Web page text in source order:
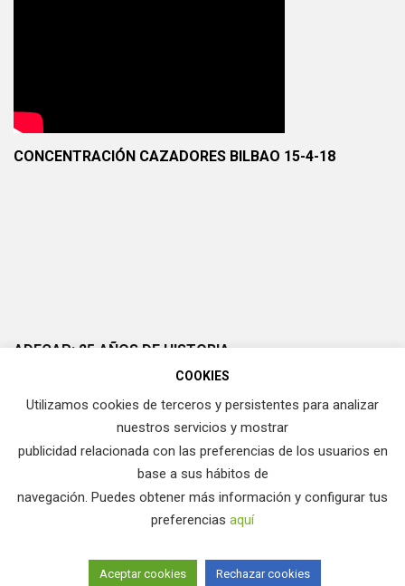
CONCENTRACIÓN CAZADORES BILBAO 15-4-18
ADECAP: 25 AÑOS DE HISTORIA
ADECAP. Asociación para la Defensa del Cazador y Pescador
COOKIES
Utilizamos cookies de terceros y persistentes para analizar
nuestros servicios y mostrar
publicidad relacionada con las preferencias de los usuarios en
base a sus hábitos de
navegación. Puedes obtener más información y configurar tus
preferencias aquí
Aceptar cookies Rechazar cookies